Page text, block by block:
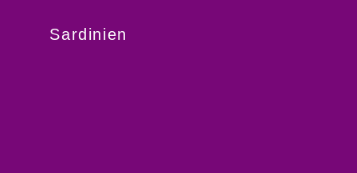
Sardinien